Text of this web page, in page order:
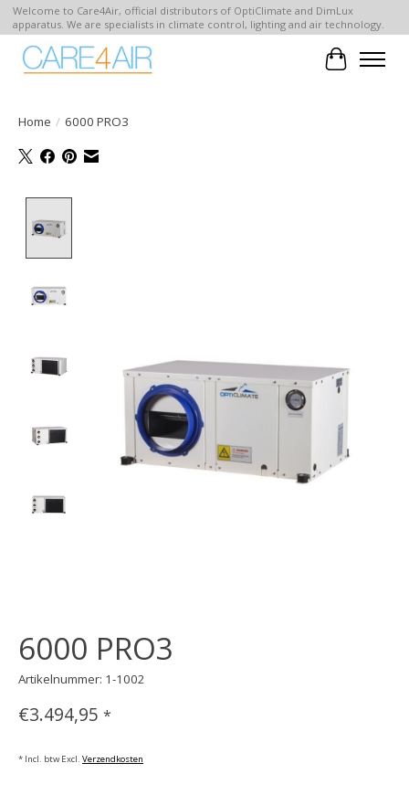
Welcome to Care4Air, official distributors of OptiClimate and DimLux
apparatus. We are specialists in climate control, lighting and air technology.
Home / 6000 PRO3
6000 PRO3
Artikelnummer: 1-1002
€3.494,95 *
* Incl. btw Excl. Verzendkosten